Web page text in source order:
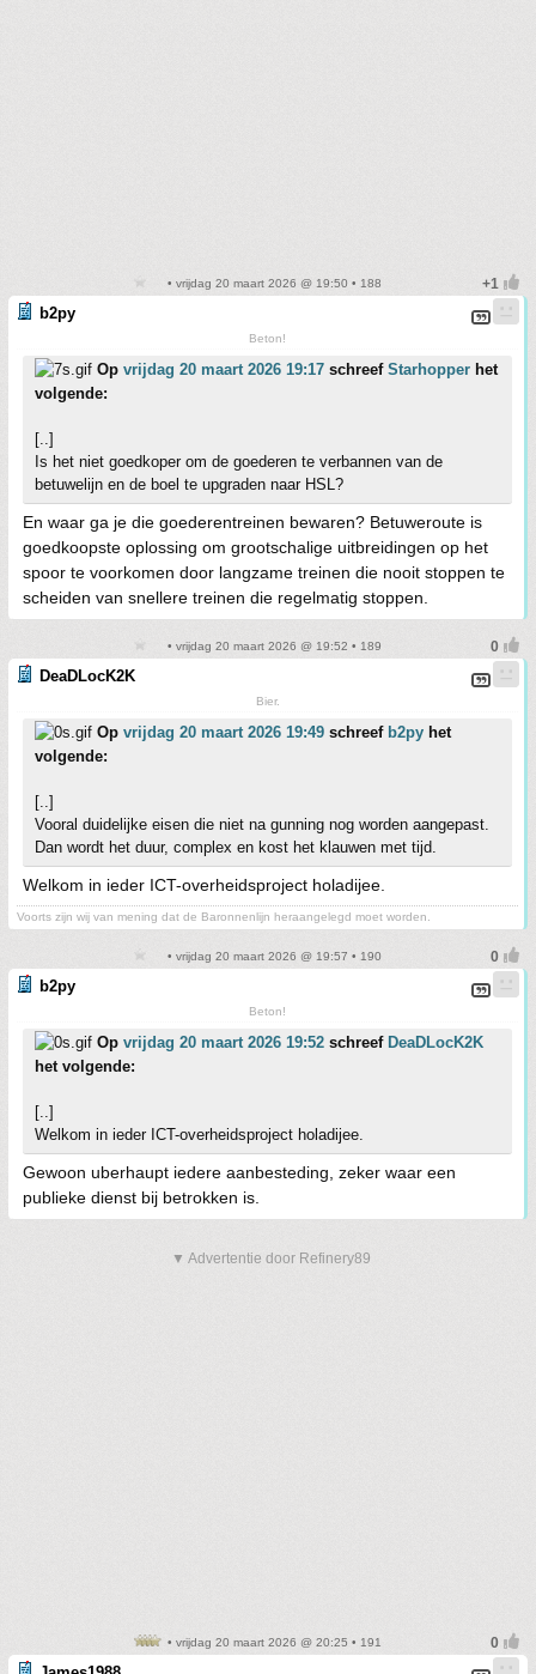
• vrijdag 20 maart 2026 @ 19:50 • 188
b2py
Beton!
Op vrijdag 20 maart 2026 19:17 schreef Starhopper het
volgende:
[..]
Is het niet goedkoper om de goederen te verbannen van de
betuwelijn en de boel te upgraden naar HSL?
En waar ga je die goederentreinen bewaren? Betuweroute is
goedkoopste oplossing om grootschalige uitbreidingen op het
spoor te voorkomen door langzame treinen die nooit stoppen te
scheiden van snellere treinen die regelmatig stoppen.
• vrijdag 20 maart 2026 @ 19:52 • 189
DeaDLocK2K
Bier.
Op vrijdag 20 maart 2026 19:49 schreef b2py het
volgende:
[..]
Vooral duidelijke eisen die niet na gunning nog worden aangepast.
Dan wordt het duur, complex en kost het klauwen met tijd.
Welkom in ieder ICT-overheidsproject holadijee.
Voorts zijn wij van mening dat de Baronnenlijn heraangelegd moet worden.
• vrijdag 20 maart 2026 @ 19:57 • 190
b2py
Beton!
Op vrijdag 20 maart 2026 19:52 schreef DeaDLocK2K
het volgende:
[..]
Welkom in ieder ICT-overheidsproject holadijee.
Gewoon uberhaupt iedere aanbesteding, zeker waar een
publieke dienst bij betrokken is.
▼ Advertentie door Refinery89
• vrijdag 20 maart 2026 @ 20:25 • 191